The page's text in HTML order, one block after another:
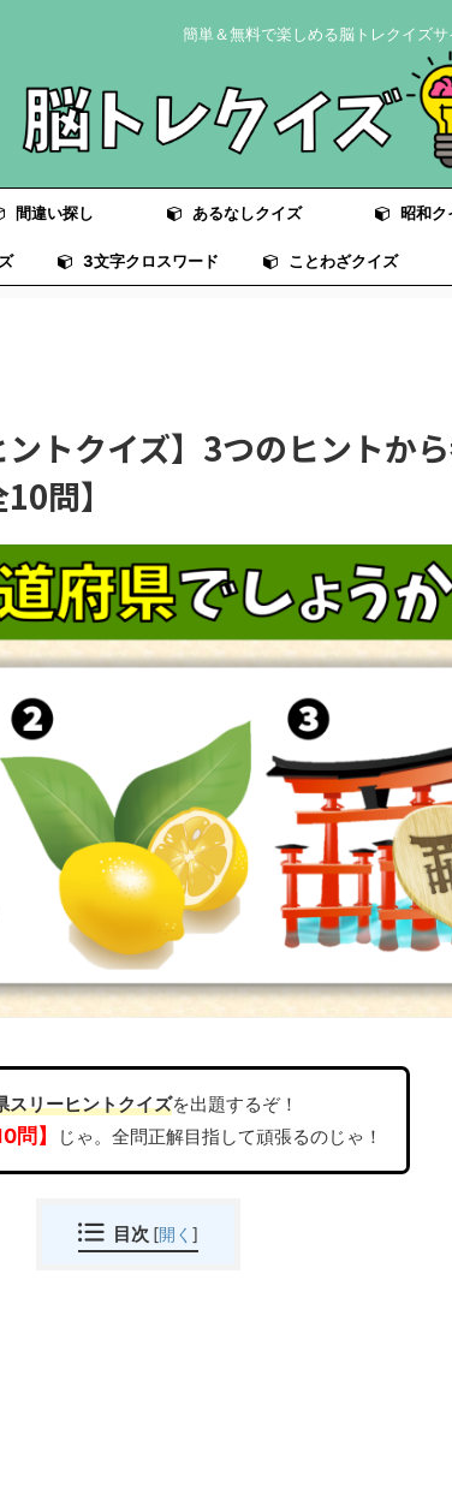
簡単＆無料で楽しめる脳トレクイズサ
間違い探し あるなしクイズ 昭和ク
3文字クロスワード ことわざクイズ
ントクイズ】3つのヒントか
問】
スリーヒントクイズを出題するぞ！
問】 じゃ。全問正解目指して頑張るのじゃ！
目次 [開く ]